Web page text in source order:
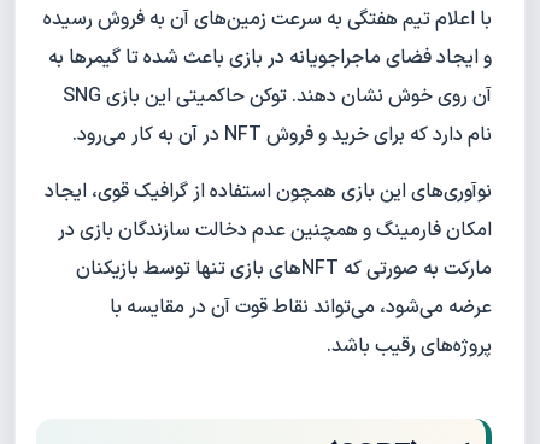
با اعلام تیم هفتگی به سرعت زمین‌های آن به فروش رسیده
و ایجاد فضای ماجراجویانه در بازی باعث شده تا گیمرها به
آن روی خوش نشان دهند. توکن حاکمیتی این بازی SNG
نام دارد که برای خرید و فروش NFT در آن به کار می‌رود.
نوآوری‌های این بازی همچون استفاده از گرافیک قوی، ایجاد
امکان فارمینگ و همچنین عدم دخالت سازندگان بازی در
مارکت به صورتی که NFTهای بازی تنها توسط بازیکنان
عرضه می‌شود، می‌تواند نقاط قوت آن در مقایسه با
پروژه‌های رقیب باشد.